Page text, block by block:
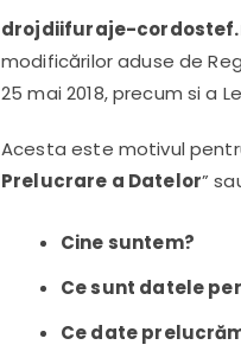
drojdiifuraje-
modificărilor aduse de
25 mai 2018, precum si a
Acesta este motivul
Prelucrare a Datelor”
Cine suntem?
Ce sunt datele
Ce date